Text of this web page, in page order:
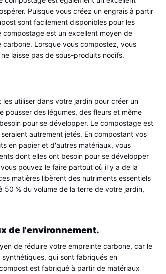
Puisque vous créez un engrais à partir
sont facilement disponibles pour les
compostage est un excellent moyen de
Lorsque vous compostez, vous
laisse pas de sous-produits nocifs.
utiliser dans votre jardin pour créer un
pousser des légumes, des fleurs et même
pour se développer. Le compostage est
autrement jetés. En compostant vos
en papier et d'autres matériaux, vous
dont elles ont besoin pour se développer
pouvez le faire partout où il y a de la
matières libèrent des nutriments essentiels
50 % du volume de la terre de votre jardin,
de l'environnement.
de réduire votre empreinte carbone, car le
qui sont fabriqués en
est fabriqué à partir de matériaux